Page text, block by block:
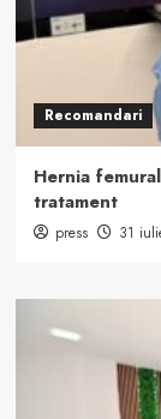
Recomandari
Hernia
tratament
press 31